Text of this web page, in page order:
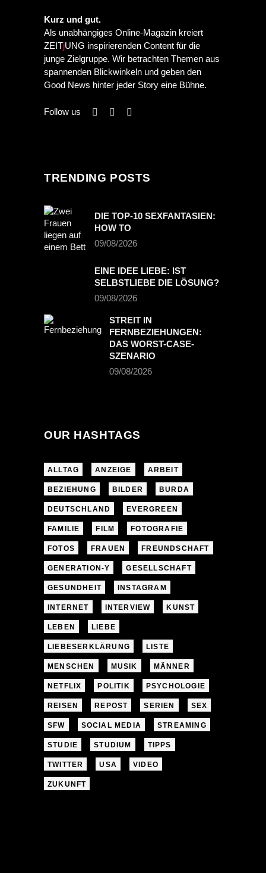
Kurz und gut.
Als unabhängiges Online-Magazin kreiert
ZEITjUNG inspirierenden Content für die
junge Zielgruppe. Wir betrachten Themen aus
spannenden Blickwinkeln und geben den
Good News hinter jeder Story eine Bühne.
Follow us
TRENDING POSTS
DIE TOP-10 SEXFANTASIEN:
HOW TO
09/08/2026
EINE IDEE LIEBE: IST
SELBSTLIEBE DIE LÖSUNG?
09/08/2026
STREIT IN
FERNBEZIEHUNGEN:
DAS WORST-CASE-
SZENARIO
09/08/2026
OUR HASHTAGS
ALLTAG ANZEIGE ARBEIT
BEZIEHUNG BILDER BURDA
DEUTSCHLAND EVERGREEN
FAMILIE FILM FOTOGRAFIE
FOTOS FRAUEN FREUNDSCHAFT
GENERATION-Y GESELLSCHAFT
GESUNDHEIT INSTAGRAM
INTERNET INTERVIEW KUNST
LEBEN LIEBE
LIEBESERKLÄRUNG LISTE
MENSCHEN MUSIK MÄNNER
NETFLIX POLITIK PSYCHOLOGIE
REISEN REPOST SERIEN SEX
SFW SOCIAL MEDIA STREAMING
STUDIE STUDIUM TIPPS
TWITTER USA VIDEO
ZUKUNFT